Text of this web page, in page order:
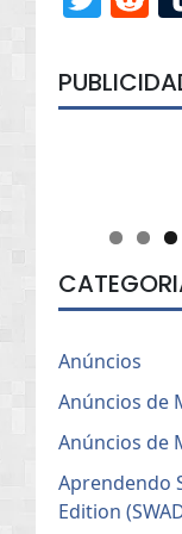
Anúncios
Anúncios de
Anúncios de
Aprendendo
Edition